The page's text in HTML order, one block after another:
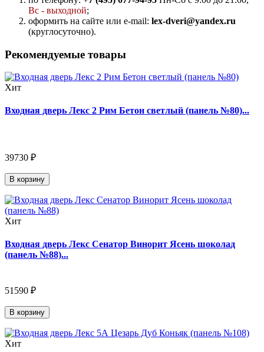
Вс - выходной;
оформить на сайте или e-mail: lex-dveri@yandex.ru
(круглосуточно).
Рекомендуемые товары
Хит
Входная дверь Лекс 2 Рим Бетон светлый (панель №80)...
39730 ₽
В корзину
Хит
Входная дверь Лекс Сенатор Винорит Ясень шоколад
(панель №88)...
51590 ₽
В корзину
Хит